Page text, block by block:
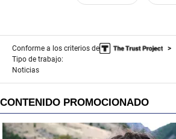
Conforme a los criterios de
Tipo de trabajo:
Noticias